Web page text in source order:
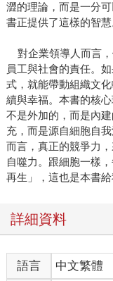
澀的理論，而是一分
書正提供了這樣的智慧
對企業領導人而言，
員工與社會的責任。
式，就能帶動組織文
續與幸福。本書的核
不是外加的，而是內
充，而是源自細胞自
而言，真正的競爭力
自噬力。跟細胞一樣
再生」，這也是本書
詳細資料
語言 中文繁體